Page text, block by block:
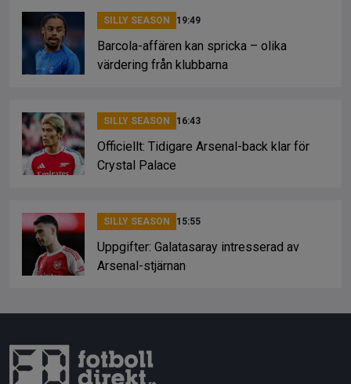
SILLY SEASON 19:49
Barcola-affären kan spricka – olika
värdering från klubbarna
SILLY SEASON 16:43
Officiellt: Tidigare Arsenal-back klar för
Crystal Palace
SILLY SEASON 15:55
Uppgifter: Galatasaray intresserad av
Arsenal-stjärnan